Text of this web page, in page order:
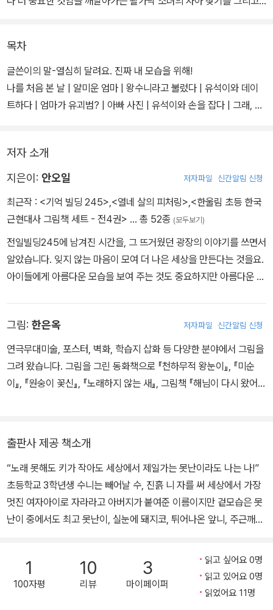
주인공 왕수니는 아무도 못말리는 천하의 개구쟁이다. 자신을 놀리고
무시하는 아이들이나 어른들에게 복수를 하면서 어떤 상황에서도 기
죽지 않고 씩씩하게 생활하는 아이다. 그런데 전학생 이유석을 처음
본 순간, 우리의 왕수니는 단박에 좋아하게 된다.
어떻게 볼까?’를 신경 쓰게 되고, 유석이의 마음에 들려면 어떻게 해
야 할까 걱정을 하게 된다. 그래서 엄마 화장품으로 화장도 하고, 정말
목차
글쓴이의 말-열심히 달려요. 진짜 내 모습을 위해!
나를 처음 본 날 | 얄미운 엄마 | 왕수니라고 불렀다 | 유석이와 데이
트하다 | 엄마가 유괴범? | 아빠 사진 | 유석이와 손을 잡다 | 그래, 나
저자 소개
지은이: 안오일 저자파일 신간알림 신청
최근작 : <기억 빌딩 245>,<열네 살의 피처링>,<한울림 초등 한국
근현대사 그림책 세트 - 전4권> … 총 52종 (모두보기)
전일빌딩245에 남겨진 시간을, 그 뜨거웠던 광장의 이야기를 쓰면서
알았습니다. 잊지 않는 마음이 모여 더 나은 세상을 만든다는 것을요.
아이들에게 아름다운 모습을 보여 주는 것도 중요하지만 아름다운 세
동화책 《호야, 아빠를 구합니다!》 , 청소년 소설 《녹두밭의 은하수》
《조보, 백성을 깨우다》 《열네 살의 피처링》 그리고 여러 권의 동화책
과 시집이 있어요. @ ahn51p
그림: 한은옥 저자파일 신간알림 신청
연극무대미술, 포스터, 벽화, 학습지 삽화 등 다양한 분야에서 그림을
그려 왔습니다. 그림을 그린 동화책으로 『천하무적 왕눈이』, 『미순
이』, 『원숭이 꽃신』, 『노래하지 않는 새』, 그림책 『해님이 다시 왔어
출판사 제공 책소개
“노래 못해도 키가 작아도 세상에서 제일가는 못난이라도 나는 나!”
초등학교 3학년생 수니는 빼어날 수, 진흙 니 자를 써 세상에서 가장
멋진 여자아이로 자라라고 아버지가 붙여준 이름이지만 겉모습은 못
난이 중에서도 최고 못난이, 실눈에 돼지코, 튀어나온 앞니, 주근깨까
말로 겉모습보다 더 중요한 것임을 깨달아가는 왈가닥 소녀의 자아
찾기! “우리는 모두 꽃이고 별!” 북멘토 가치동화 시리즈의 두 번째 동
1
100자평
10
리뷰
3
마이페이퍼
읽고 싶어요 0명
읽고 있어요 0명
읽었어요 11명